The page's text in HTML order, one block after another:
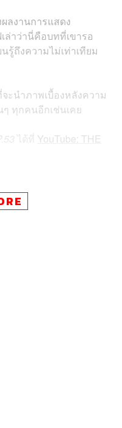
ลงานการแสดง
เล่าว่านี่คือบทที่เขารอ
รู้ถึงความไม่เท่าเทียม
ะนำภาพเบื้องหลังความ
ทุกคนอีกเช่นเคย
ได้ที่ YouTube: THE